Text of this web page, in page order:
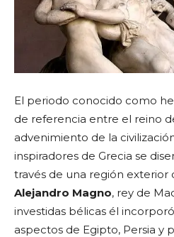
El periodo conocido como
de referencia entre el reino
advenimiento de la
inspiradores de Grecia se
través de una región exterior
Alejandro Magno, rey de
investidas bélicas él
aspectos de Egipto, Persia y